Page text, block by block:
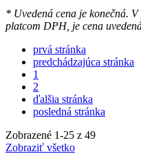
* Uvedená cena je konečná.
platcom DPH, je cena
prvá stránka
predchádzajúca stránka
1
2
ďalšia stránka
posledná stránka
Zobrazené 1-25 z 49
Zobraziť všetko